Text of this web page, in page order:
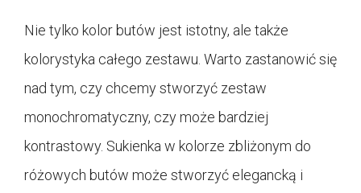
Nie tylko kolor butów jest istotny, ale także
kolorystyka całego zestawu. Warto zastanowić się
nad tym, czy chcemy stworzyć zestaw
monochromatyczny, czy może bardziej
kontrastowy. Sukienka w kolorze zbliżonym do
różowych butów może stworzyć elegancką i